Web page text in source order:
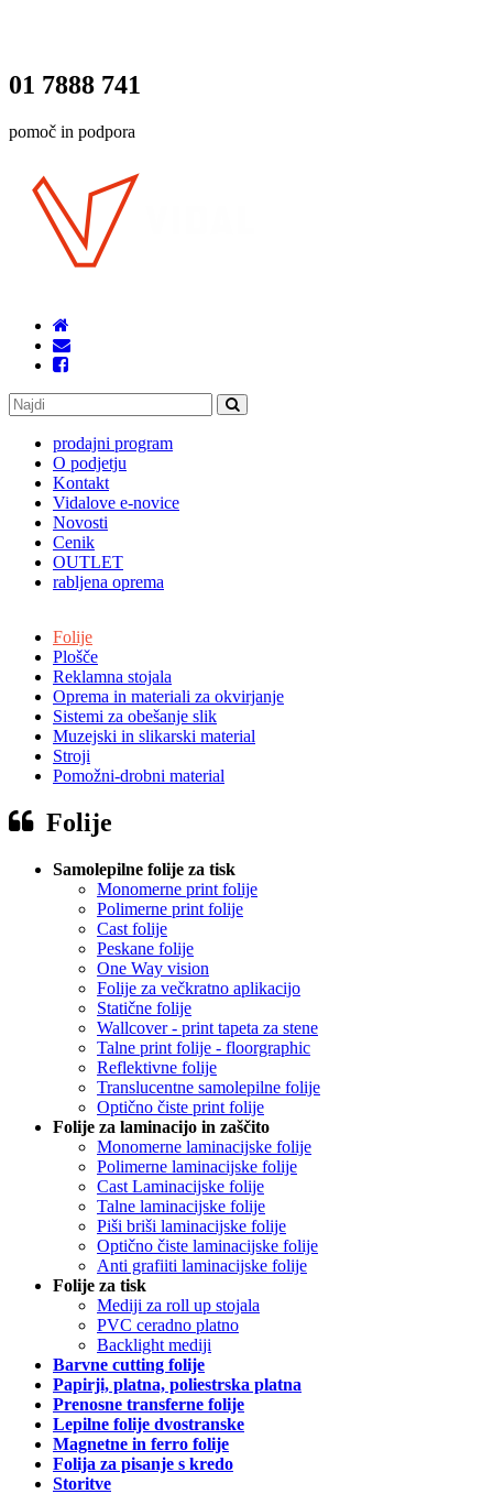
01 7888 741
pomoč in podpora
prodajni program
O podjetju
Kontakt
Vidalove e-novice
Novosti
Cenik
OUTLET
rabljena oprema
Folije
Plošče
Reklamna stojala
Oprema in materiali za okvirjanje
Sistemi za obešanje slik
Muzejski in slikarski material
Stroji
Pomožni-drobni material
Folije
Samolepilne folije za tisk
Monomerne print folije
Polimerne print folije
Cast folije
Peskane folije
One Way vision
Folije za večkratno aplikacijo
Statične folije
Wallcover - print tapeta za stene
Talne print folije - floorgraphic
Reflektivne folije
Translucentne samolepilne folije
Optično čiste print folije
Folije za laminacijo in zaščito
Monomerne laminacijske folije
Polimerne laminacijske folije
Cast Laminacijske folije
Talne laminacijske folije
Piši briši laminacijske folije
Optično čiste laminacijske folije
Anti grafiiti laminacijske folije
Folije za tisk
Mediji za roll up stojala
PVC ceradno platno
Backlight mediji
Barvne cutting folije
Papirji, platna, poliestrska platna
Prenosne transferne folije
Lepilne folije dvostranske
Magnetne in ferro folije
Folija za pisanje s kredo
Storitve